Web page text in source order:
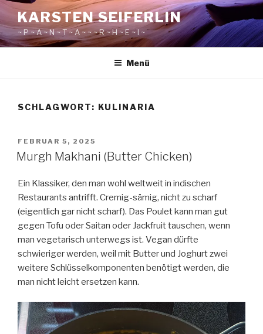
Zum
Inhalt
springen
KARSTEN SEIFERLIN
~ P ~ A ~ N ~ T ~ A ~ ~ ~ R ~ H ~ E ~ I ~
Menü
SCHLAGWORT: KULINARIA
VERÖFFENTLICHT
AM
FEBRUAR 5, 2025
Murgh Makhani (Butter Chicken)
Ein Klassiker, den man wohl weltweit in indischen
Restaurants antrifft. Cremig-sämig, nicht zu scharf
(eigentlich gar nicht scharf). Das Poulet kann man gut
gegen Tofu oder Saitan oder Jackfruit tauschen, wenn
man vegetarisch unterwegs ist. Vegan dürfte
schwieriger werden, weil mit Butter und Joghurt zwei
weitere Schlüsselkomponenten benötigt werden, die
man nicht leicht ersetzen kann.